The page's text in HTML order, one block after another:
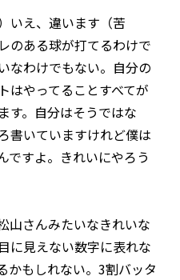
いえ、違います（苦
のある球が打てるわけで
なわけでもない。自分の
はやってることすべてが
す。自分はそうではな
書いていますけれど僕は
ですよ。きれいにやろう
山さんみたいなきれいな
に見えない数字に表れな
かもしれない。3割バッタ